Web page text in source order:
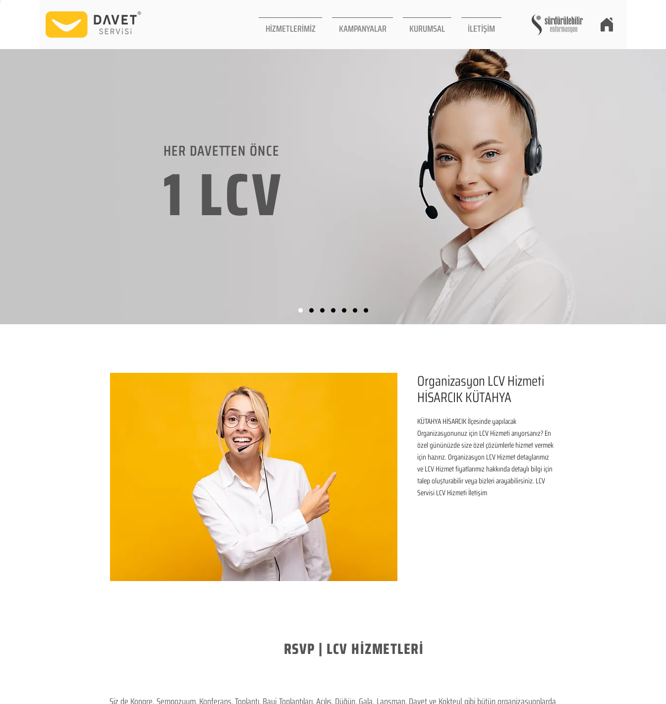
HİZMETLERİMİZ KAMPANYALAR KURUMSAL İLETİŞİM
HER DAVETTEN ÖNCE
1 LCV
Organizasyon LCV Hizmeti
HİSARCIK KÜTAHYA
KÜTAHYA HİSARCIK İlçesinde yapılacak
Organizasyonunuz için LCV Hizmeti arıyorsanız? En
özel gününüzde size özel çözümlerle hizmet vermek
için hazırız. Organizasyon LCV Hizmet detaylarımız
ve LCV Hizmet fiyatlarımız hakkında detaylı bilgi için
talep oluşturabilir veya bizleri arayabilirsiniz. LCV
Servisi LCV Hizmeti İletişim
RSVP | LCV HİZMETLERİ